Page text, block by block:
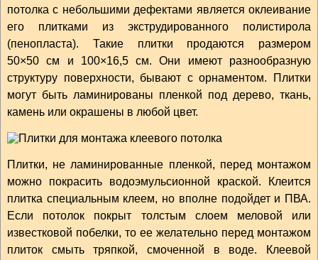
потолка с небольшими дефектами является оклеивание
его плитками из экструдированного полистирола
(пенопласта). Такие плитки продаются размером
50×50 см и 100×16,5 см. Они имеют разнообразную
структуру поверхности, бывают с орнаментом. Плитки
могут быть ламинированы пленкой под дерево, ткань,
камень или окрашены в любой цвет.
Плитки, не ламинированные пленкой, перед монтажом
можно покрасить водоэмульсионной краской. Клеится
плитка специальным клеем, но вполне подойдет и ПВА.
Если потолок покрыт толстым слоем меловой или
известковой побелки, то ее желательно перед монтажом
плиток смыть тряпкой, смоченной в воде. Клеевой